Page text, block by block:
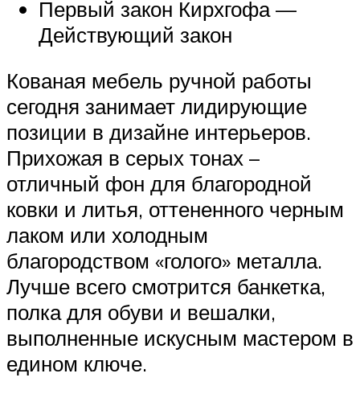
Первый закон Кирхгофа —
Действующий закон
Кованая мебель ручной работы
сегодня занимает лидирующие
позиции в дизайне интерьеров.
Прихожая в серых тонах –
отличный фон для благородной
ковки и литья, оттененного черным
лаком или холодным
благородством «голого» металла.
Лучше всего смотрится банкетка,
полка для обуви и вешалки,
выполненные искусным мастером в
едином ключе.